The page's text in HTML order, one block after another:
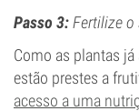
Passo 3:Fertilize o
Como as plantas
estão prestes a
acesso a uma